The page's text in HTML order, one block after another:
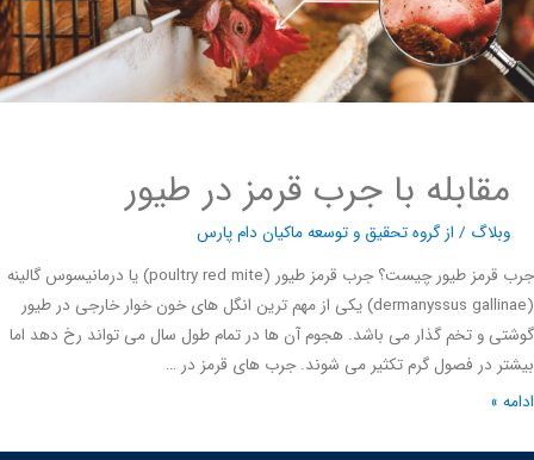
مقابله با جرب قرمز در طیور
وبلاگ/ از گروه تحقیق و توسعه ماکیان دام پارس
جرب قرمز طیور چیست؟ جرب قرمز طیور (poultry red mite) یا درمانیسوس گالینه
(dermanyssus gallinae) یکی از مهم ترین انگل های خون خوار خارجی در طیور
و تخم گذار می باشد. هجوم آن ها در تمام طول سال می تواند رخ دهد اما
در فصول گرم تکثیر می شوند. جرب های قرمز در …
»